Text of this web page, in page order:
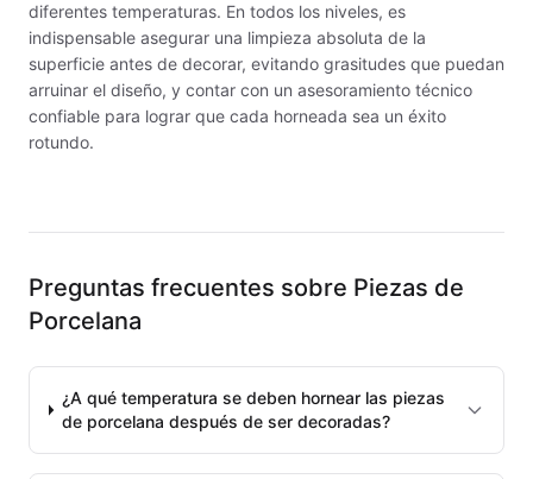
MAYCO CLEAR GLAZES
MAYCO DESIGNER LINER
MAYCO ENGOBE
MAYCO FIRED PRODUCTS ACCESSORI
MAYCO FOUNDATIONS MATTE
diferentes temperaturas. En todos los niveles, es
indispensable asegurar una limpieza absoluta de la
superficie antes de decorar, evitando grasitudes que puedan
arruinar el diseño, y contar con un asesoramiento técnico
confiable para lograr que cada horneada sea un éxito
rotundo.
Preguntas frecuentes sobre Piezas de
Porcelana
¿A qué temperatura se deben hornear las piezas
de porcelana después de ser decoradas?